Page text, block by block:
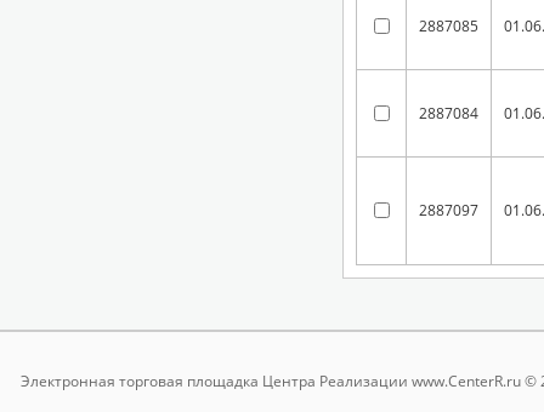
2887085
2887084
2887097
Электронная торговая площадка Центра Реализации www.CenterR.ru ©